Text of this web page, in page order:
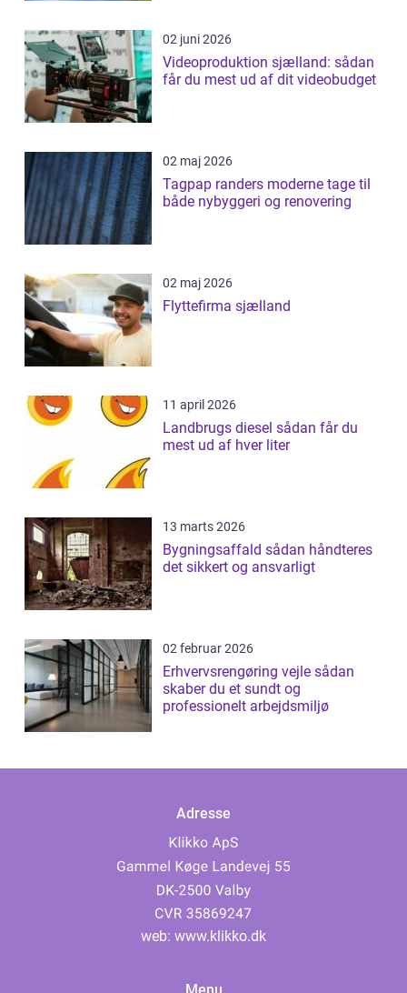
02 juni 2026
Videoproduktion sjælland: sådan
får du mest ud af dit videobudget
02 maj 2026
Tagpap randers moderne tage til
både nybyggeri og renovering
02 maj 2026
Flyttefirma sjælland
11 april 2026
Landbrugs diesel sådan får du
mest ud af hver liter
13 marts 2026
Bygningsaffald sådan håndteres
det sikkert og ansvarligt
02 februar 2026
Erhvervsrengøring vejle sådan
skaber du et sundt og
professionelt arbejdsmiljø
Adresse
web: www.klikko.dk